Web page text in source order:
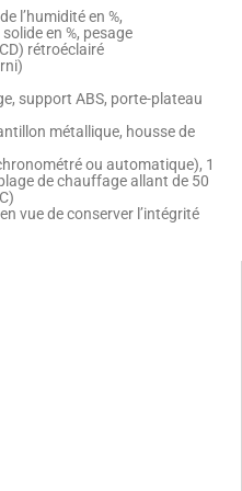
l’humidité en %,
en %, pesage
rétroéclairé
support ABS, porte-plateau
métallique, housse de
ou automatique), 1
de chauffage allant de 50
vue de conserver l’intégrité